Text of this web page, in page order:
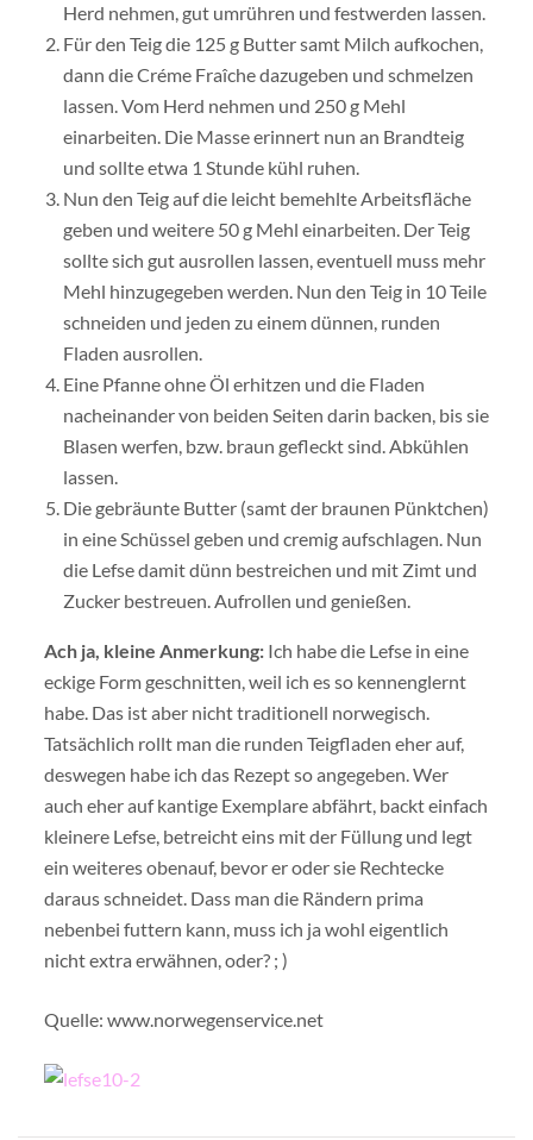
Herd nehmen, gut umrühren und festwerden lassen.
Für den Teig die 125 g Butter samt Milch aufkochen,
dann die Créme Fraîche dazugeben und schmelzen
lassen. Vom Herd nehmen und 250 g Mehl
einarbeiten. Die Masse erinnert nun an Brandteig
und sollte etwa 1 Stunde kühl ruhen.
Nun den Teig auf die leicht bemehlte Arbeitsfläche
geben und weitere 50 g Mehl einarbeiten. Der Teig
sollte sich gut ausrollen lassen, eventuell muss mehr
Mehl hinzugegeben werden. Nun den Teig in 10 Teile
schneiden und jeden zu einem dünnen, runden
Fladen ausrollen.
Eine Pfanne ohne Öl erhitzen und die Fladen
nacheinander von beiden Seiten darin backen, bis sie
Blasen werfen, bzw. braun gefleckt sind. Abkühlen
lassen.
Die gebräunte Butter (samt der braunen Pünktchen)
in eine Schüssel geben und cremig aufschlagen. Nun
die Lefse damit dünn bestreichen und mit Zimt und
Zucker bestreuen. Aufrollen und genießen.
Ach ja, kleine Anmerkung: Ich habe die Lefse in eine
eckige Form geschnitten, weil ich es so kennenglernt
habe. Das ist aber nicht traditionell norwegisch.
Tatsächlich rollt man die runden Teigfladen eher auf,
deswegen habe ich das Rezept so angegeben. Wer
auch eher auf kantige Exemplare abfährt, backt einfach
kleinere Lefse, betreicht eins mit der Füllung und legt
ein weiteres obenauf, bevor er oder sie Rechtecke
daraus schneidet. Dass man die Rändern prima
nebenbei futtern kann, muss ich ja wohl eigentlich
nicht extra erwähnen, oder? ; )
Quelle: www.norwegenservice.net